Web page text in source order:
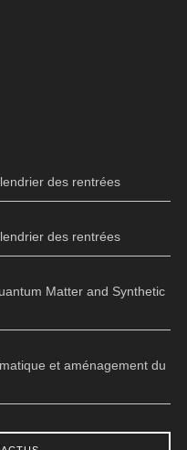
des rentrées
des rentrées
Matter and Synthetic
et aménagement du